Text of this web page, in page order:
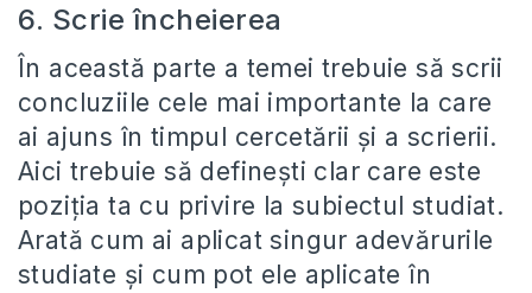
6. Scrie încheierea
În această parte a temei trebuie să scrii
concluziile cele mai importante la care
ai ajuns în timpul cercetării și a scrierii.
Aici trebuie să definești clar care este
poziția ta cu privire la subiectul studiat.
Arată cum ai aplicat singur adevărurile
studiate și cum pot ele aplicate în